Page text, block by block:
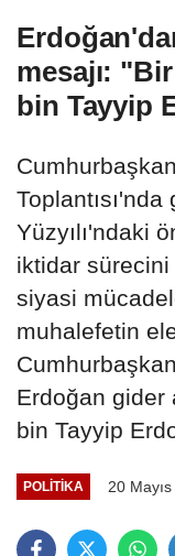
mesajı:
bin Tayyip
Yüzyılı'ndaki
iktidar
siyasi
muhalefetin
Erdoğan gider
bin Tayyip
POLITIKA 20